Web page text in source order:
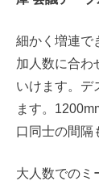
細かく増連で
加人数に合わ
いけます。デ
ます。
口同士の間隔
大人数でのミ